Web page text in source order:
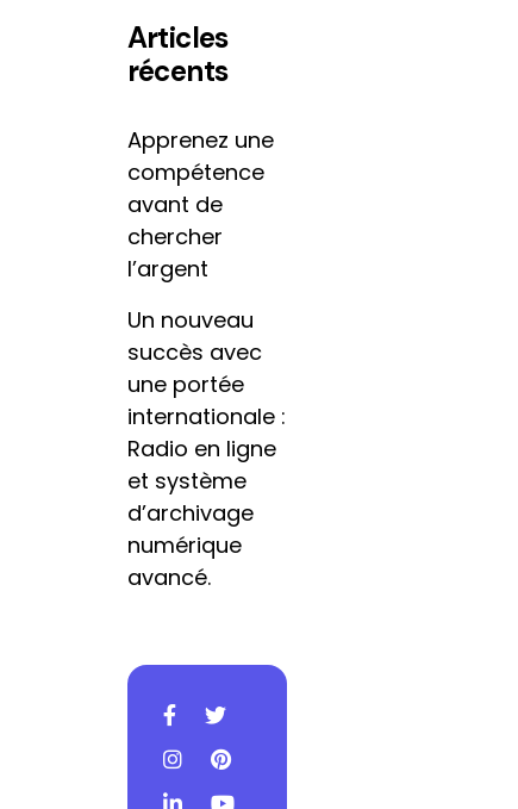
Articles
récents
Apprenez une
compétence
avant de
chercher
l’argent
Un nouveau
succès avec
une portée
internationale :
Radio en ligne
et système
d’archivage
numérique
avancé.